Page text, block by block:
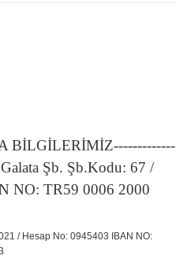
BİLGİLERİMİZ-------------
Şb. Şb.Kodu: 67 /
NO: TR59 0006 2000
/ Hesap No: 0945403 IBAN NO: